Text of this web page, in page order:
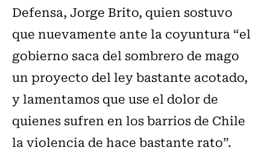
Defensa, Jorge Brito, quien sostuvo
que nuevamente ante la coyuntura “el
gobierno saca del sombrero de mago
un proyecto del ley bastante acotado,
y lamentamos que use el dolor de
quienes sufren en los barrios de Chile
la violencia de hace bastante rato”.